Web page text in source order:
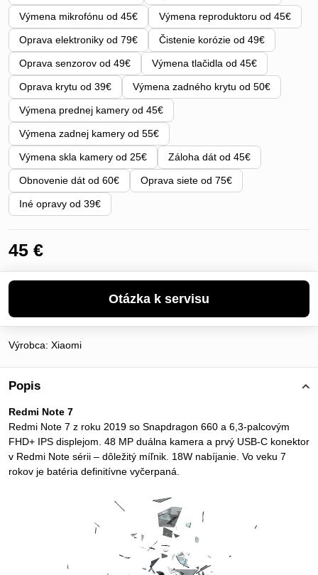
Výmena mikrofónu od 45€ Výmena reproduktoru od 45€
Oprava elektroniky od 79€ Čistenie korózie od 49€
Oprava senzorov od 49€ Výmena tlačidla od 45€
Oprava krytu od 39€ Výmena zadného krytu od 50€
Výmena prednej kamery od 45€
Výmena zadnej kamery od 55€
Výmena skla kamery od 25€ Záloha dát od 45€
Obnovenie dát od 60€ Oprava siete od 75€
Iné opravy od 39€
45 €
Výrobca: Xiaomi
Popis
Redmi Note 7
Redmi Note 7 z roku 2019 so Snapdragon 660 a 6,3-palcovým
FHD+ IPS displejom. 48 MP duálna kamera a prvý USB-C konektor
v Redmi Note sérii – dôležitý míľnik. 18W nabíjanie. Vo veku 7
rokov je batéria definitívne vyčerpaná.